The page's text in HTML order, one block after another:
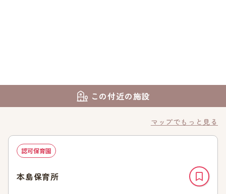
この付近の施設
マップでもっと見る
認可保育園
本島保育所